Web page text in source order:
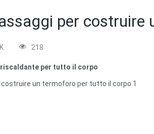
per
218
per tutto il corpo